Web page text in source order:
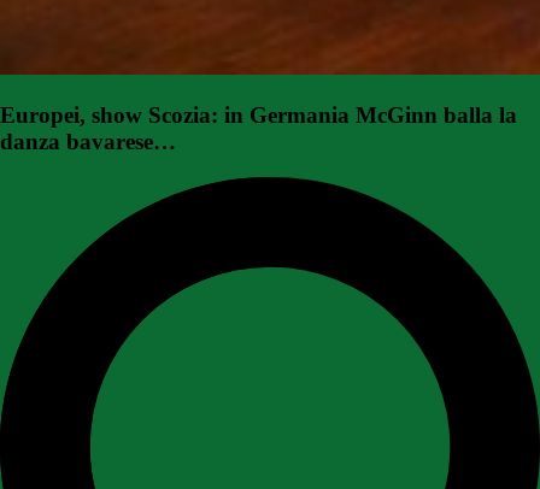
Europei, show Scozia: in Germania McGinn balla la
danza bavarese…